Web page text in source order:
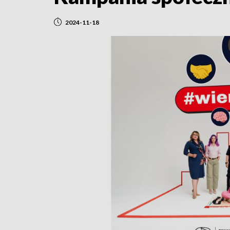
2024-11-18